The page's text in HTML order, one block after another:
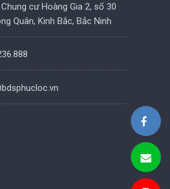
cư Hoàng Gia 2, số 30
Quân, Kinh Bắc, Bắc Ninh